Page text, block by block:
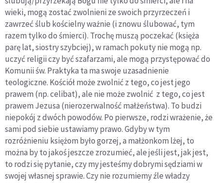
wieki, mogą zostać zwolnieni ze swoich przyrzeczeń i
zawrzeć ślub kościelny ważnie (i znowu ślubować, tym
razem tylko do śmierci). Trochę muszą poczekać (księża
parę lat, siostry szybciej), w ramach pokuty nie mogą np.
uczyć religii czy być szafarzami, ale mogą przystępować do
Komunii św. Praktyka ta ma swoje uzasadnienie
teologiczne. Kościół może zwolnić z tego, co jest jego
prawem (np. celibat), ale nie może zwolnić z tego, co jest
prawem Jezusa (nierozerwalność małżeństwa). To budzi
niepokój z dwóch powodów. Po pierwsze, rodzi wrażenie, że
sami pod siebie ustawiamy prawo. Gdyby w tym
rozróżnieniu księżom było gorzej, a małżonkom lżej, to
można by to jakoś jeszcze zrozumieć, ale jeśli jest, jak jest,
to rodzi się pytanie, czy my jesteśmy dobrymi sędziami w
swojej własnej sprawie. Czy nie rozumiemy źle władzy